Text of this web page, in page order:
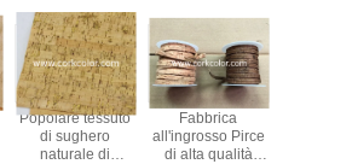
Popolare tessuto
di sughero
naturale di
Fabbrica
all'ingrosso Pirce
di alta qualità